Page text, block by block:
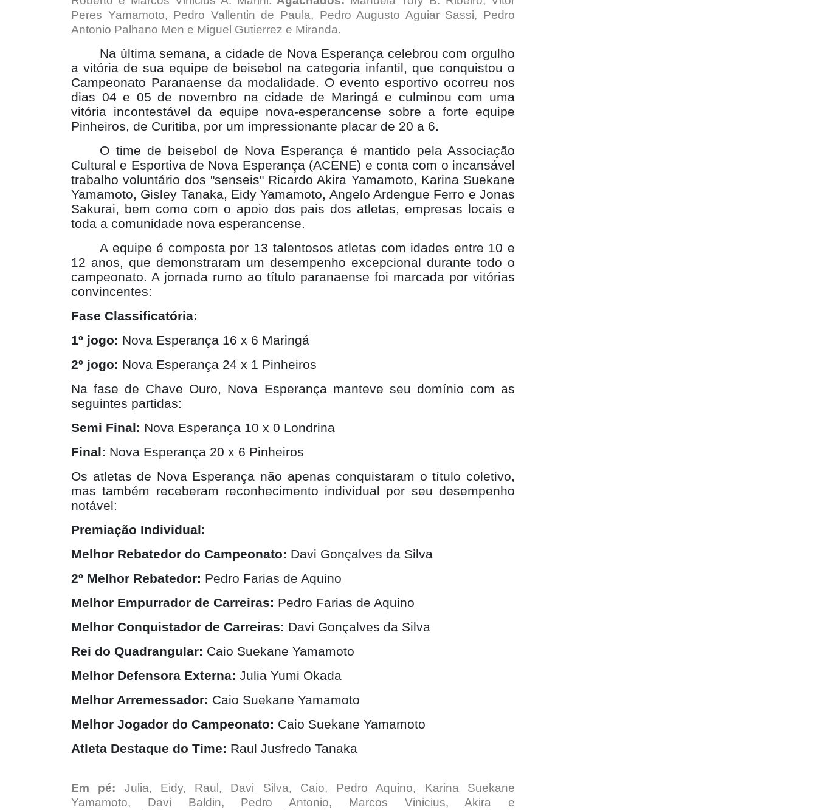
Peres Yamamoto, Pedro Vallentin de Paula, Pedro Augusto Aguiar Sassi, Pedro
Antonio Palhano Men e Miguel Gutierrez e Miranda.
Na última semana, a cidade de Nova Esperança celebrou com orgulho
a vitória de sua equipe de beisebol na categoria infantil, que conquistou o
Campeonato Paranaense da modalidade. O evento esportivo ocorreu nos
dias 04 e 05 de novembro na cidade de Maringá e culminou com uma
vitória incontestável da equipe nova-esperancense sobre a forte equipe
Pinheiros, de Curitiba, por um impressionante placar de 20 a 6.
O time de beisebol de Nova Esperança é mantido pela Associação
Cultural e Esportiva de Nova Esperança (ACENE) e conta com o incansável
trabalho voluntário dos "senseis" Ricardo Akira Yamamoto, Karina Suekane
Yamamoto, Gisley Tanaka, Eidy Yamamoto, Angelo Ardengue Ferro e Jonas
Sakurai, bem como com o apoio dos pais dos atletas, empresas locais e
toda a comunidade nova esperancense.
A equipe é composta por 13 talentosos atletas com idades entre 10 e
12 anos, que demonstraram um desempenho excepcional durante todo o
campeonato. A jornada rumo ao título paranaense foi marcada por vitórias
convincentes:
Fase Classificatória:
1º jogo: Nova Esperança 16 x 6 Maringá
2º jogo: Nova Esperança 24 x 1 Pinheiros
Na fase de Chave Ouro, Nova Esperança manteve seu domínio com as
seguintes partidas:
Semi Final: Nova Esperança 10 x 0 Londrina
Final: Nova Esperança 20 x 6 Pinheiros
Os atletas de Nova Esperança não apenas conquistaram o título coletivo,
mas também receberam reconhecimento individual por seu desempenho
notável:
Premiação Individual:
Melhor Rebatedor do Campeonato: Davi Gonçalves da Silva
2º Melhor Rebatedor: Pedro Farias de Aquino
Melhor Empurrador de Carreiras: Pedro Farias de Aquino
Melhor Conquistador de Carreiras: Davi Gonçalves da Silva
Rei do Quadrangular: Caio Suekane Yamamoto
Melhor Defensora Externa: Julia Yumi Okada
Melhor Arremessador: Caio Suekane Yamamoto
Melhor Jogador do Campeonato: Caio Suekane Yamamoto
Atleta Destaque do Time: Raul Jusfredo Tanaka
Em pé: Julia, Eidy, Raul, Davi Silva, Caio, Pedro Aquino, Karina Suekane
Yamamoto, Davi Baldin, Pedro Antonio, Marcos Vinicius, Akira e